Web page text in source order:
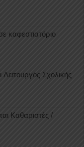
καφεστιατόριο
Λειτουργός Σχολικής
Καθαριστές /